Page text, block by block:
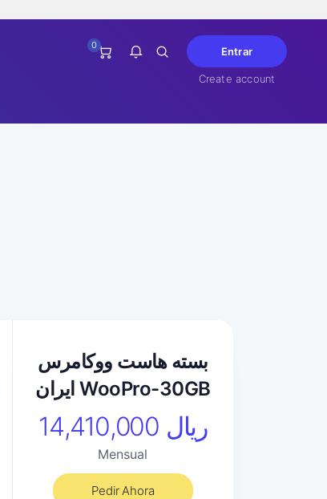
0
Entrar
Create account
بسته هاست ووکامرس
ایران WooPro-30GB
14,410,000 ریال
Mensual
Pedir Ahora